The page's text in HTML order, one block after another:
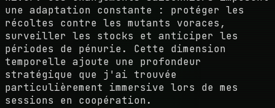
une adaptation constante : protéger les
récoltes contre les mutants voraces,
surveiller les stocks et anticiper les
périodes de pénurie. Cette dimension
temporelle ajoute une profondeur
stratégique que j'ai trouvée
particulièrement immersive lors de mes
sessions en coopération.